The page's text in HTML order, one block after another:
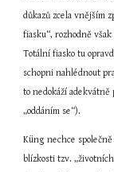
důkazů zcela vnějším
fiasku“, rozhodně
Totální fiasko tu
schopni nahlédnout
to nedokáží
„oddáním se“).
Küng nechce
blízkosti tzv.